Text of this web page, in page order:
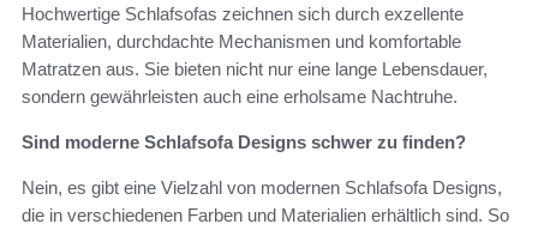
Hochwertige Schlafsofas zeichnen sich durch exzellente
Materialien, durchdachte Mechanismen und komfortable
Matratzen aus. Sie bieten nicht nur eine lange Lebensdauer,
sondern gewährleisten auch eine erholsame Nachtruhe.
Sind moderne Schlafsofa Designs schwer zu finden?
Nein, es gibt eine Vielzahl von modernen Schlafsofa Designs,
die in verschiedenen Farben und Materialien erhältlich sind. So